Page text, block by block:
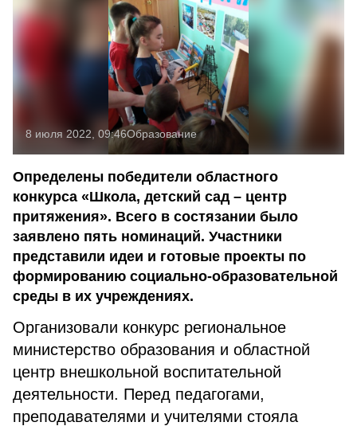
8 июля 2022, 09:46Образование
Определены победители областного
конкурса «Школа, детский сад – центр
притяжения». Всего в состязании было
заявлено пять номинаций. Участники
представили идеи и готовые проекты по
формированию социально-образовательной
среды в их учреждениях.
Организовали конкурс региональное
министерство образования и областной
центр внешкольной воспитательной
деятельности. Перед педагогами,
преподавателями и учителями стояла